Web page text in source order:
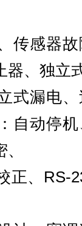
传感器
器、独立
式漏电
自动停
、 RS-